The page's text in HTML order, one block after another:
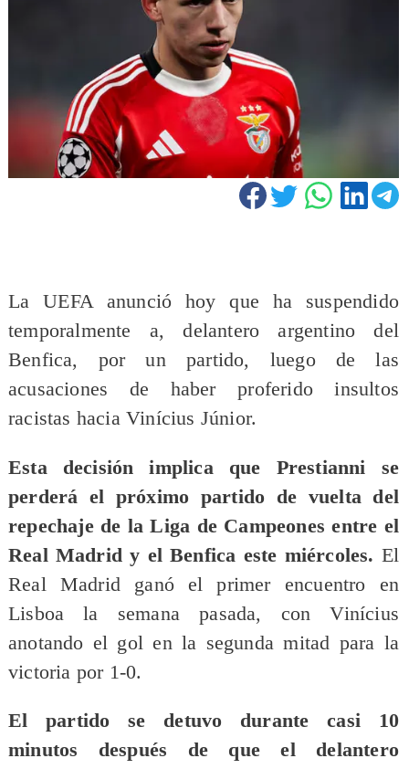
La UEFA anunció hoy que ha suspendido
temporalmente a, delantero argentino del
Benfica, por un partido, luego de las
acusaciones de haber proferido insultos
racistas hacia Vinícius Júnior.
Esta decisión implica que Prestianni se
perderá el próximo partido de vuelta del
repechaje de la Liga de Campeones entre el
Real Madrid y el Benfica este miércoles. El
Real Madrid ganó el primer encuentro en
Lisboa la semana pasada, con Vinícius
anotando el gol en la segunda mitad para la
victoria por 1-0.
El partido se detuvo durante casi 10
minutos después de que el delantero